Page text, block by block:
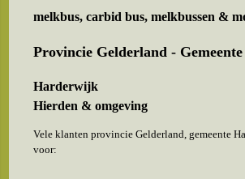
melkbus, carbid bus, melkbussen &
Provincie Gelderland -
Harderwijk
Hierden & omgeving
Vele klanten provincie Gelderland, gemeente
voor: